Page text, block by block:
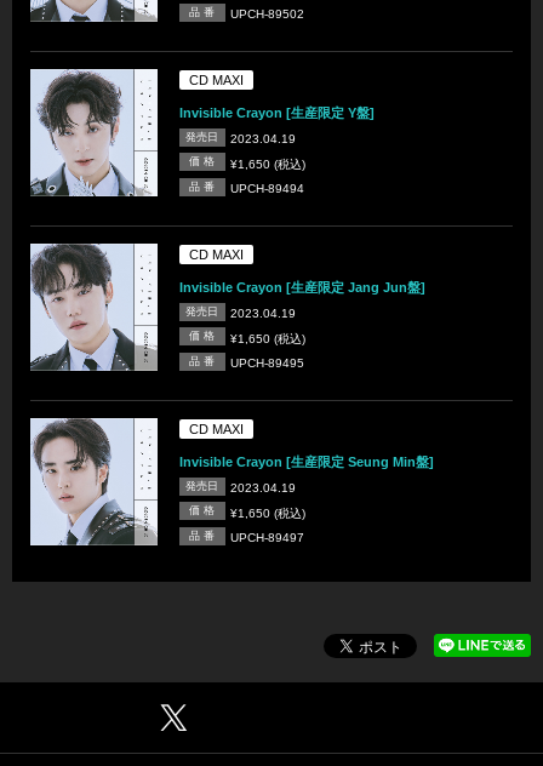
品 番 UPCH-89502
CD MAXI
Invisible Crayon [生産限定 Y盤]
発売日 2023.04.19
価 格 ¥1,650 (税込)
品 番 UPCH-89494
CD MAXI
Invisible Crayon [生産限定 Jang Jun盤]
発売日 2023.04.19
価 格 ¥1,650 (税込)
品 番 UPCH-89495
CD MAXI
Invisible Crayon [生産限定 Seung Min盤]
発売日 2023.04.19
価 格 ¥1,650 (税込)
品 番 UPCH-89497